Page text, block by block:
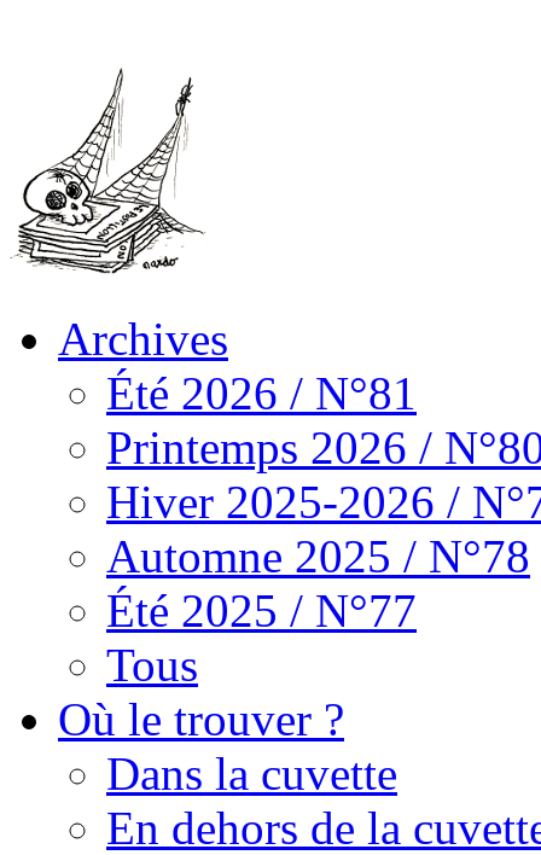
Archives
Été 2026 / N°81
Printemps 2026 /
Hiver 2025-2026 /
Automne 2025 / N°78
Été 2025 / N°77
Tous
Où le trouver ?
Dans la cuvette
En dehors de la